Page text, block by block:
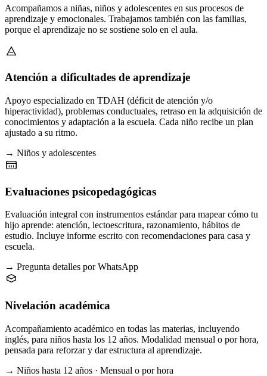
Acompañamos a niñas, niños y adolescentes en sus procesos de
aprendizaje y emocionales. Trabajamos también con las familias,
porque el aprendizaje no se sostiene solo en el aula.
Atención a dificultades de aprendizaje
Apoyo especializado en TDAH (déficit de atención y/o
hiperactividad), problemas conductuales, retraso en la adquisición de
conocimientos y adaptación a la escuela. Cada niño recibe un plan
ajustado a su ritmo.
→ Niños y adolescentes
Evaluaciones psicopedagógicas
Evaluación integral con instrumentos estándar para mapear cómo tu
hijo aprende: atención, lectoescritura, razonamiento, hábitos de
estudio. Incluye informe escrito con recomendaciones para casa y
escuela.
→ Pregunta detalles por WhatsApp
Nivelación académica
Acompañamiento académico en todas las materias, incluyendo
inglés, para niños hasta los 12 años. Modalidad mensual o por hora,
pensada para reforzar y dar estructura al aprendizaje.
→ Niños hasta 12 años · Mensual o por hora